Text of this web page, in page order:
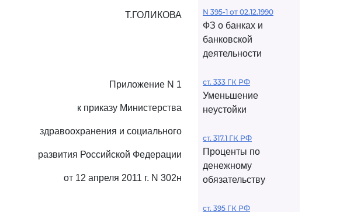
Т.ГОЛИКОВА
Приложение N 1
к приказу Министерства
здравоохранения и социального
развития Российской Федерации
от 12 апреля 2011 г. N 302н
N 395-1 от 02.12.1990
ФЗ о банках и
банковской
деятельности
ст. 333 ГК РФ
Уменьшение
неустойки
ст. 317.1 ГК РФ
Проценты по
денежному
обязательству
ст. 395 ГК РФ